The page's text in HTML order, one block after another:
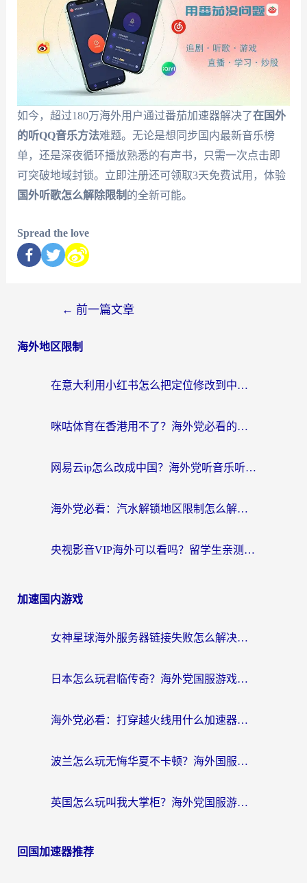
如今，超过180万海外用户通过番茄加速器解决了在国外
的听QQ音乐方法难题。无论是想同步国内最新音乐榜
单，还是深夜循环播放熟悉的有声书，只需一次点击即
可突破地域封锁。立即注册还可领取3天免费试用，体验
国外听歌怎么解除限制 的全新可能。
Spread the love
← 前一篇文章
海外地区限制
在意大利用小红书怎么把定位修改到中国国内？3个实用技巧+1个靠谱工具帮你搞定
咪咕体育在香港用不了？海外党必看的回国加速器选择指南（附3个真实场景解决方案）
网易云ip怎么改成中国？海外党听音乐听书的无痛解决方案
海外党必看：汽水解锁地区限制怎么解除？3招解决国内影音&生活服务难题
央视影音VIP海外可以看吗？留学生亲测有效的回国加速器选择指南
加速国内游戏
女神星球海外服务器链接失败怎么解决？海外党国服游戏加速避坑指南
日本怎么玩君临传奇？海外党国服游戏加速避坑指南（附菲律宾欧洲玩家实测）
海外党必看：打穿越火线用什么加速器？解决延迟卡顿，还能玩奇妙拼图世界和第五人格
波兰怎么玩无悔华夏不卡顿？海外国服游戏加速器终极指南（附征途2萤火突击解决方案）
英国怎么玩叫我大掌柜？海外党国服游戏加速避坑指南（附实测推荐）
回国加速器推荐